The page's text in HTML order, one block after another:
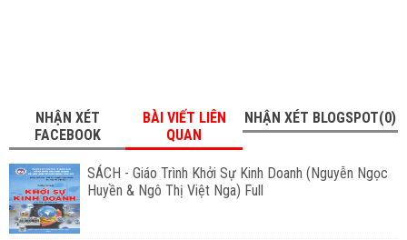
NHẬN XÉT
FACEBOOK
BÀI VIẾT LIÊN
QUAN
NHẬN XÉT BLOGSPOT(0)
SÁCH - Giáo Trình Khởi Sự Kinh Doanh (Nguyễn Ngọc
Huyền & Ngô Thị Việt Nga) Full